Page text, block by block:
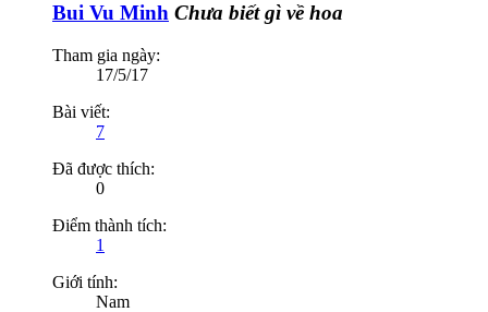
Bui Vu Minh Chưa biết gì về hoa
Tham gia ngày:
17/5/17
Bài viết:
7
Đã được thích:
0
Điểm thành tích:
1
Giới tính:
Nam